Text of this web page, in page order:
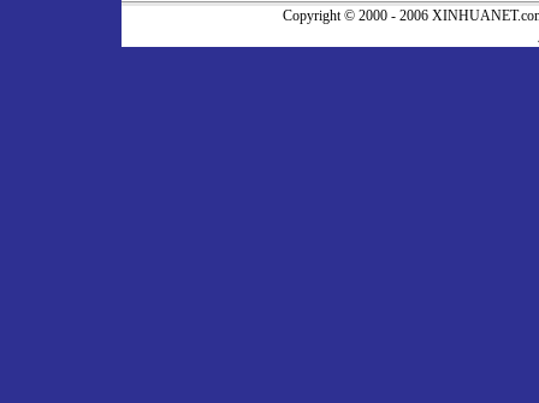
Copyright © 2000 - 2006